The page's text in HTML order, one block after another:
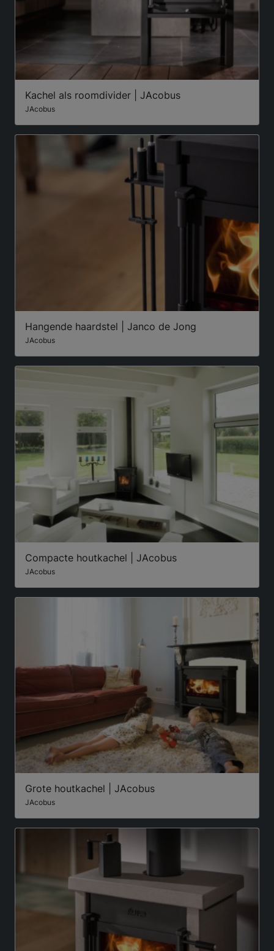
Kachel als roomdivider | JAcobus
JAcobus
Hangende haardstel | Janco de Jong
JAcobus
Compacte houtkachel | JAcobus
JAcobus
Grote houtkachel | JAcobus
JAcobus